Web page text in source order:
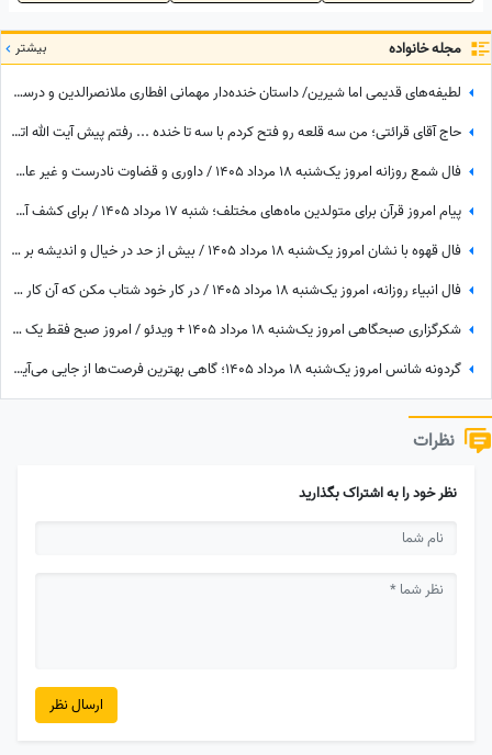
مجله خانواده بیشتر
لطیفه‌های قدیمی اما شیرین/ داستان خنده‌دار مهمانی افطاری ملانصرالدین و درسی که به میزبان پررو داد😄
حاج آقای قرائتی؛ من سه قلعه رو فتح کردم با سه تا خنده ... رفتم پیش آیت الله اتاق بگیرم بهم اتاق ندادن گفتن ریش نداری.. خندوندمش با این خنده قانون عمامه و ریش رفت هوا..😂👌
فال شمع روزانه امروز یک‌شنبه 18 مرداد 1405 / داوری و قضاوت نادرست و غیر عادلانه‌ای درباره شما می‌شود، اما ...
پیام امروز قرآن برای متولدین ماه‌های مختلف؛ شنبه 17 مرداد 1405 / برای کشف آرامش و خوشبختی به آغوش خدا برویم
فال قهوه با نشان امروز یک‌شنبه 18 مرداد 1405 / بیش از حد در خیال و اندیشه بر سر می برید که این ...
فال انبیاء روزانه، امروز یک‌شنبه 18 مرداد 1405 / در کار خود شتاب مکن که آن کار شیطان است و عاقبت پشیمان خواهی شد، اما ...
شکرگزاری صبحگاهی امروز یک‌شنبه 18 مرداد 1405 + ویدئو / امروز صبح فقط یک جمله بگو؛ شاید نگاهت به زندگی عوض شود
گردونه شانس امروز یک‌شنبه 18 مرداد 1405؛ گاهی بهترین فرصت‌ها از جایی می‌آیند که انتظارش را نداری
نظرات
نظر خود را به اشتراک بگذارید
ارسال نظر